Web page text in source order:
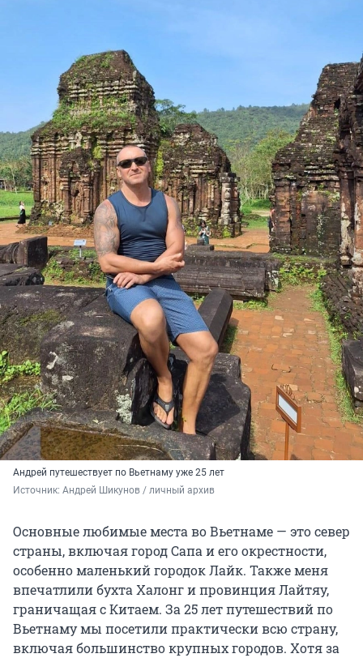
Андрей путешествует по Вьетнаму уже 25 лет
Источник: Андрей Шикунов / личный архив
Основные любимые места во Вьетнаме — это север
страны, включая город Сапа и его окрестности,
особенно маленький городок Лайк. Также меня
впечатлили бухта Халонг и провинция Лайтяу,
граничащая с Китаем. За 25 лет путешествий по
Вьетнаму мы посетили практически всю страну,
включая большинство крупных городов. Хотя за